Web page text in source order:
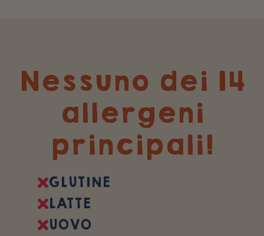
Nessuno dei 14
allergeni
principali!
GLUTINE
LATTE
UOVO